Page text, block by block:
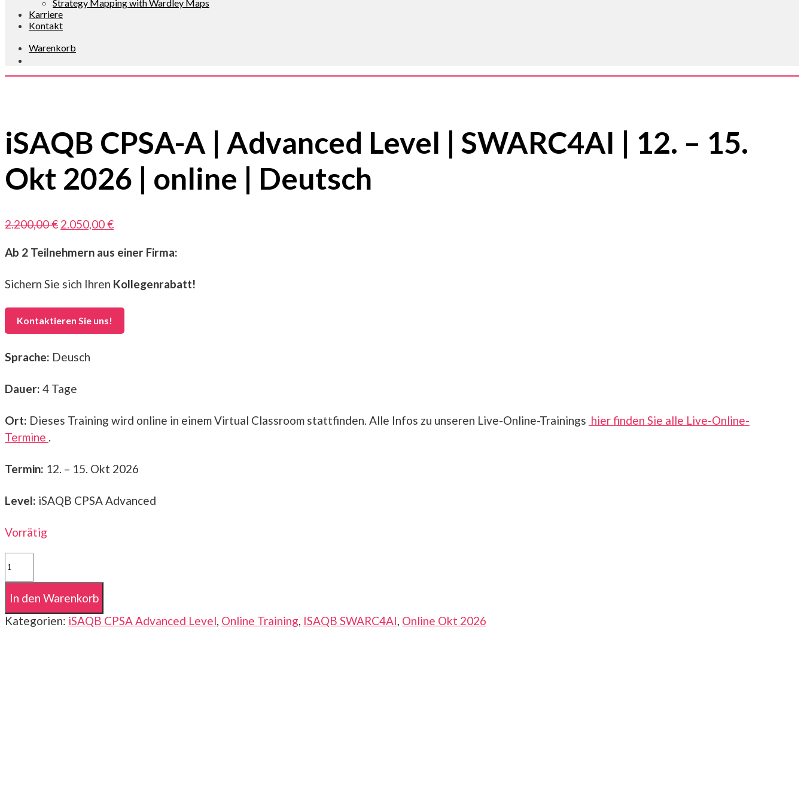
Strategy Mapping with Wardley Maps
Karriere
Kontakt
Warenkorb
iSAQB CPSA-A | Advanced Level | SWARC4AI | 12. – 15.
Okt 2026 | online | Deutsch
2.200,00€ Ursprünglicher
war:
2.050,00€Aktueller
ist:
Ab 2 Teilnehmern aus einer Firma:
Sichern Sie sich Ihren Kollegenrabatt!
Kontaktieren Sie uns!
Sprache: Deusch
Dauer: 4 Tage
Ort: Dieses Training wird online in einem Virtual Classroom stattfinden. Alle Infos zu unseren Live-Online-Trainings hier finden Sie alle Live-Online-
Termine .
Termin: 12. – 15. Okt 2026
Level: iSAQB CPSA Advanced
Vorrätig
CPSA-
A
Advanced
Level
In den Warenkorb
Kategorien: iSAQB CPSA Advanced Level, Online Training, ISAQB SWARC4AI, Online Okt 2026